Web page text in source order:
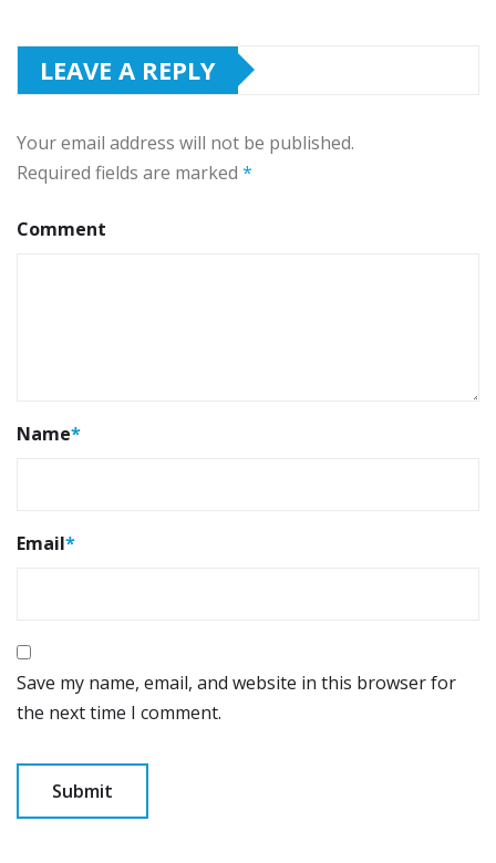
LEAVE A REPLY
Your email address will not be published.
Required fields are marked *
Comment
Name*
Email*
Save my name, email, and website in this browser for
the next time I comment.